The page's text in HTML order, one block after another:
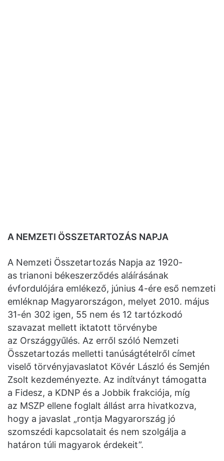
A NEMZETI ÖSSZETARTOZÁS NAPJA
A Nemzeti Összetartozás Napja az 1920-
as trianoni békeszerződés aláírásának
évfordulójára emlékező, június 4-ére eső nemzeti
emléknap Magyarországon, melyet 2010. május
31-én 302 igen, 55 nem és 12 tartózkodó
szavazat mellett iktatott törvénybe
az Országgyűlés. Az erről szóló Nemzeti
Összetartozás melletti tanúságtételről címet
viselő törvényjavaslatot Kövér László és Semjén
Zsolt kezdeményezte. Az indítványt támogatta
a Fidesz, a KDNP és a Jobbik frakciója, míg
az MSZP ellene foglalt állást arra hivatkozva,
hogy a javaslat „rontja Magyarország jó
szomszédi kapcsolatait és nem szolgálja a
határon túli magyarok érdekeit”.